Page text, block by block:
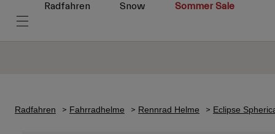
Radfahren Snow Sommer Sale
Radfahren Fahrradhelme Rennrad Helme Eclipse